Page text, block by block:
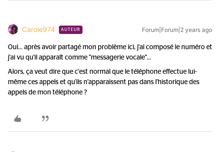
Carole974 AUTEUR Forum|Forum|2 years ago
Oui... après avoir partagé mon problème ici, j'ai composé le numéro et
j'ai vu qu'il apparaît comme "messagerie vocale"...
Alors, ça veut dire que c'est normal que le téléphone effectue lui-
même ces appels et qu'ils n'apparaissent pas dans l'historique des
appels de mon téléphone ?